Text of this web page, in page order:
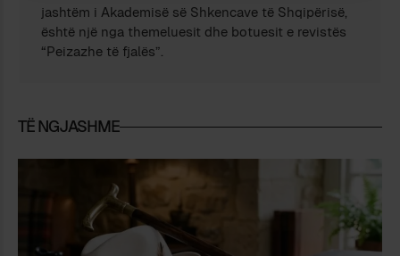
jashtëm i Akademisë së Shkencave të Shqipërisë,
është një nga themeluesit dhe botuesit e revistës
“Peizazhe të fjalës”.
TË NGJASHME